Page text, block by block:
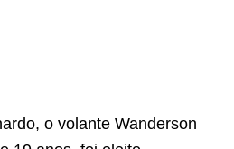
o volante Wanderson